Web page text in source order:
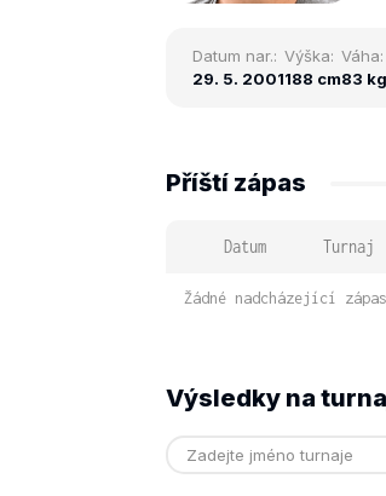
Datum nar.:
29. 5. 2001
Výška:
188 cm
Váha:
83 kg
Příští zápas
Datum Turnaj
Žádné nadcházející
Výsledky na